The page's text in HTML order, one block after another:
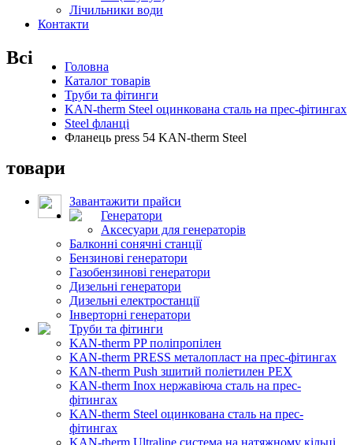
Лічильники води
Контакти
Головна
Каталог товарів
Труби та фітинги
KAN-therm Steel оцинкована сталь на прес-фітингах
Steel фланці
Фланець press 54 KAN-therm Steel
Всі
товари
Завантажити прайси
Генератори
Аксесуари для генераторів
Балконні сонячні станції
Бензинові генератори
Газобензинові генератори
Дизельні генератори
Дизельні електростанції
Інверторні генератори
Труби та фітинги
KAN-therm PP поліпропілен
KAN-therm PRESS металопласт на прес-фітингах
KAN-therm Push зшитий поліетилен PEX
KAN-therm Inox нержавіюча сталь на прес-
фітингах
KAN-therm Steel оцинкована сталь на прес-
фітингах
KAN-therm Ultraline система на натяжному кільці